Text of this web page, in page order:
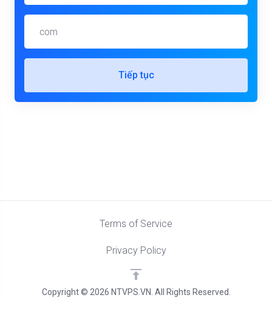
Tiếp tục
Copyright © 2026 NTVPS.VN. All Rights Reserved.
Terms of Service
Privacy Policy